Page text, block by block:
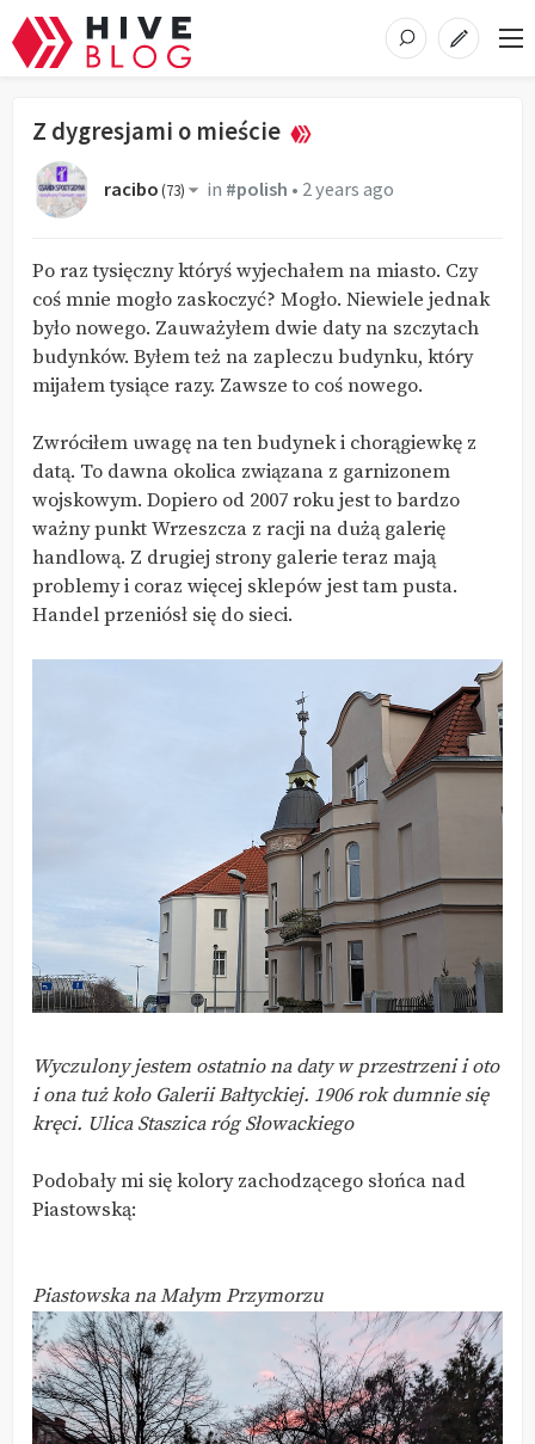
Z dygresjami o mieście
racibo(73) in #polish • 2 years ago
Po raz tysięczny któryś wyjechałem na miasto. Czy
coś mnie mogło zaskoczyć? Mogło. Niewiele jednak
było nowego. Zauważyłem dwie daty na szczytach
budynków. Byłem też na zapleczu budynku, który
mijałem tysiące razy. Zawsze to coś nowego.
Zwróciłem uwagę na ten budynek i chorągiewkę z
datą. To dawna okolica związana z garnizonem
wojskowym. Dopiero od 2007 roku jest to bardzo
ważny punkt Wrzeszcza z racji na dużą galerię
handlową. Z drugiej strony galerie teraz mają
problemy i coraz więcej sklepów jest tam pusta.
Handel przeniósł się do sieci.
Wyczulony jestem ostatnio na daty w przestrzeni i oto
i ona tuż koło Galerii Bałtyckiej. 1906 rok dumnie się
kręci. Ulica Staszica róg Słowackiego
Podobały mi się kolory zachodzącego słońca nad
Piastowską:
Piastowska na Małym Przymorzu